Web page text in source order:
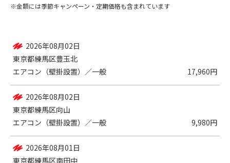
※金額には季節キャンペーン・定期価格も含まれています
2026年08月02日
東京都練馬区豊玉北
エアコン（壁掛設置）／一般
17,960円
2026年08月02日
東京都練馬区向山
エアコン（壁掛設置）／一般
9,980円
2026年08月01日
東京都練馬区南田中